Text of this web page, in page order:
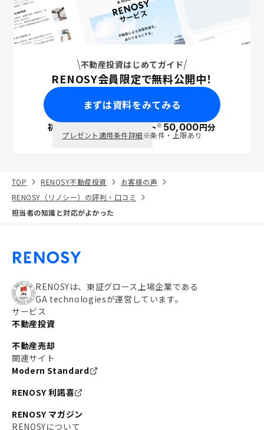
不動産投資はじめてガイド
RENOSY会員限定で無料公開中！
まずは資料をみてみる
初回面談で ポイント※50,000円分
プレゼント適用条件詳細※条件・上限あり
TOP RENOSY不動産投資
お客様の声
RENOSY（リノシー）の評判・口コミ
担当者の知識と対応がよかった
RENOSYは、東証グロース上場企業である
GA technologiesが運営しています。
サービス
不動産投資
不動産売却
関連サイト
Modern Standard
RENOSY 利諾喜
RENOSY マガジン
RENOSYについて